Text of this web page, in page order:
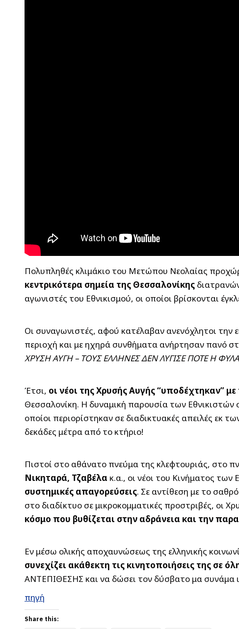
Πολυπληθές κλιμάκιο του Μετώπου Νεολαίας
κεντρικότερα σημεία της Θεσσαλονίκης
αγωνιστές του Εθνικισμού, οι οποίοι βρίσκονται
Οι συναγωνιστές, αφού κατέλαβαν ανενόχλητοι την
περιοχή και με ηχηρά συνθήματα ανήρτησαν πανό
ΧΡΥΣΗ ΑΥΓΗ – ΤΟΥΣ ΕΛΛΗΝΕΣ ΔΕΝ ΛΥΓΙΣΕ ΠΟΤΕ Η
Έτσι, οι νέοι της Χρυσής Αυγής “υποδέχτηκαν”
Θεσσαλονίκη. Η δυναμική παρουσία των
οποίοι περιορίστηκαν σε διαδικτυακές απειλές εκ
δεκάδες μέτρα από το κτήριο!
Πιστοί στο αθάνατο πνεύμα της κλεφτουριάς, στο
Νικηταρά, Τζαβέλα κ.α., οι νέοι του Κινήματος των
συστημικές απαγορεύσεις. Σε αντίθεση με το
στο διαδίκτυο σε μικροκομματικές προστριβές, οι
κόσμο που βυθίζεται στην αδράνεια και την
Εν μέσω ολικής αποχαυνώσεως της ελληνικής
συνεχίζει ακάθεκτη τις κινητοποιήσεις της σε
ΑΝΤΕΠΙΘΕΣΗΣ και να δώσει τον δύσβατο μα συνάμα
πηγή
Share this: